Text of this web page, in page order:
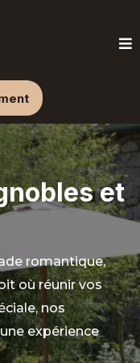
et
romantique,
où réunir vos
nos
expérience